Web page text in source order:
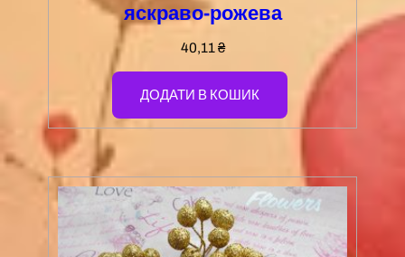
яскраво-рожева
40,11₴
ДОДАТИ В КОШИК